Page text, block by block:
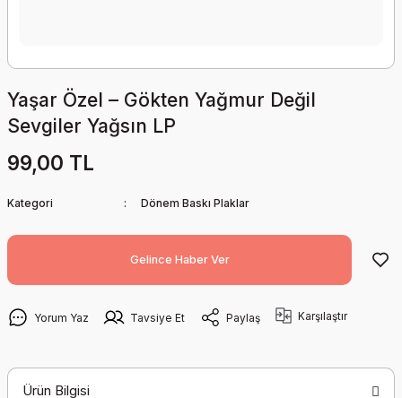
Yaşar Özel – Gökten Yağmur Değil
Sevgiler Yağsın LP
99,00 TL
Kategori Dönem Baskı Plaklar
Gelince Haber Ver
Yorum Yaz Tavsiye Et Paylaş Karşılaştır
Ürün Bilgisi